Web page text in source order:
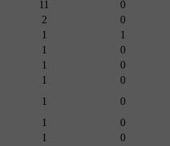
11
0
2
0
1
1
1
0
1
0
1
0
1
0
1
0
1
0